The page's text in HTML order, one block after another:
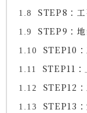
1.8 STEP8：
1.9 STEP9：地
1.10 STEP10
1.11 STEP11：
1.12 STEP12
1.13 STEP13